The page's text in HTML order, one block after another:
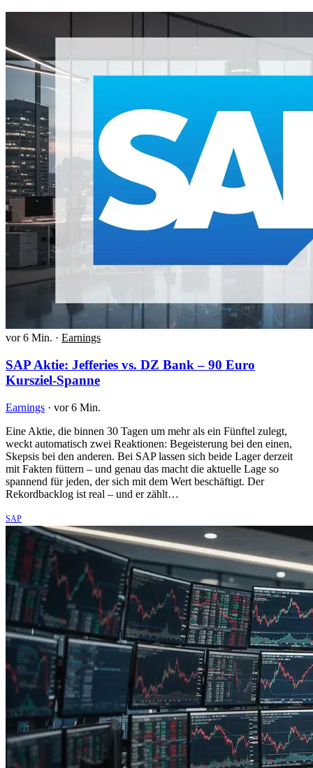
vor 6 Min. · Earnings
SAP Aktie: Jefferies vs. DZ Bank – 90 Euro
Kursziel-Spanne
Earnings · vor 6 Min.
Eine Aktie, die binnen 30 Tagen um mehr als ein Fünftel zulegt,
weckt automatisch zwei Reaktionen: Begeisterung bei den einen,
Skepsis bei den anderen. Bei SAP lassen sich beide Lager derzeit
mit Fakten füttern – und genau das macht die aktuelle Lage so
spannend für jeden, der sich mit dem Wert beschäftigt. Der
Rekordbacklog ist real – und er zählt…
SAP